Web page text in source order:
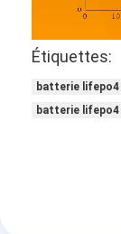
batteries
Batterie
batteries
Étiquettes:
batterie
batterie